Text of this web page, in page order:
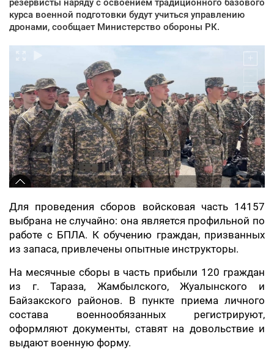
резервисты наряду с освоением традиционного базового
курса военной подготовки будут учиться управлению
дронами, сообщает Министерство обороны РК.
Для проведения сборов войсковая часть 14157
выбрана не случайно: она является профильной по
работе с БПЛА. К обучению граждан, призванных
из запаса, привлечены опытные инструкторы.
На месячные сборы в часть прибыли 120 граждан
из г. Тараза, Жамбылского, Жуалынского и
Байзакского районов. В пункте приема личного
состава военнообязанных регистрируют,
оформляют документы, ставят на довольствие и
выдают военную форму.